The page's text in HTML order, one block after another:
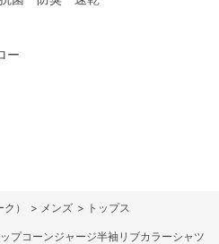
ー
） > メンズ > トップス
プコーンジャージ半袖リブカラーシャツ